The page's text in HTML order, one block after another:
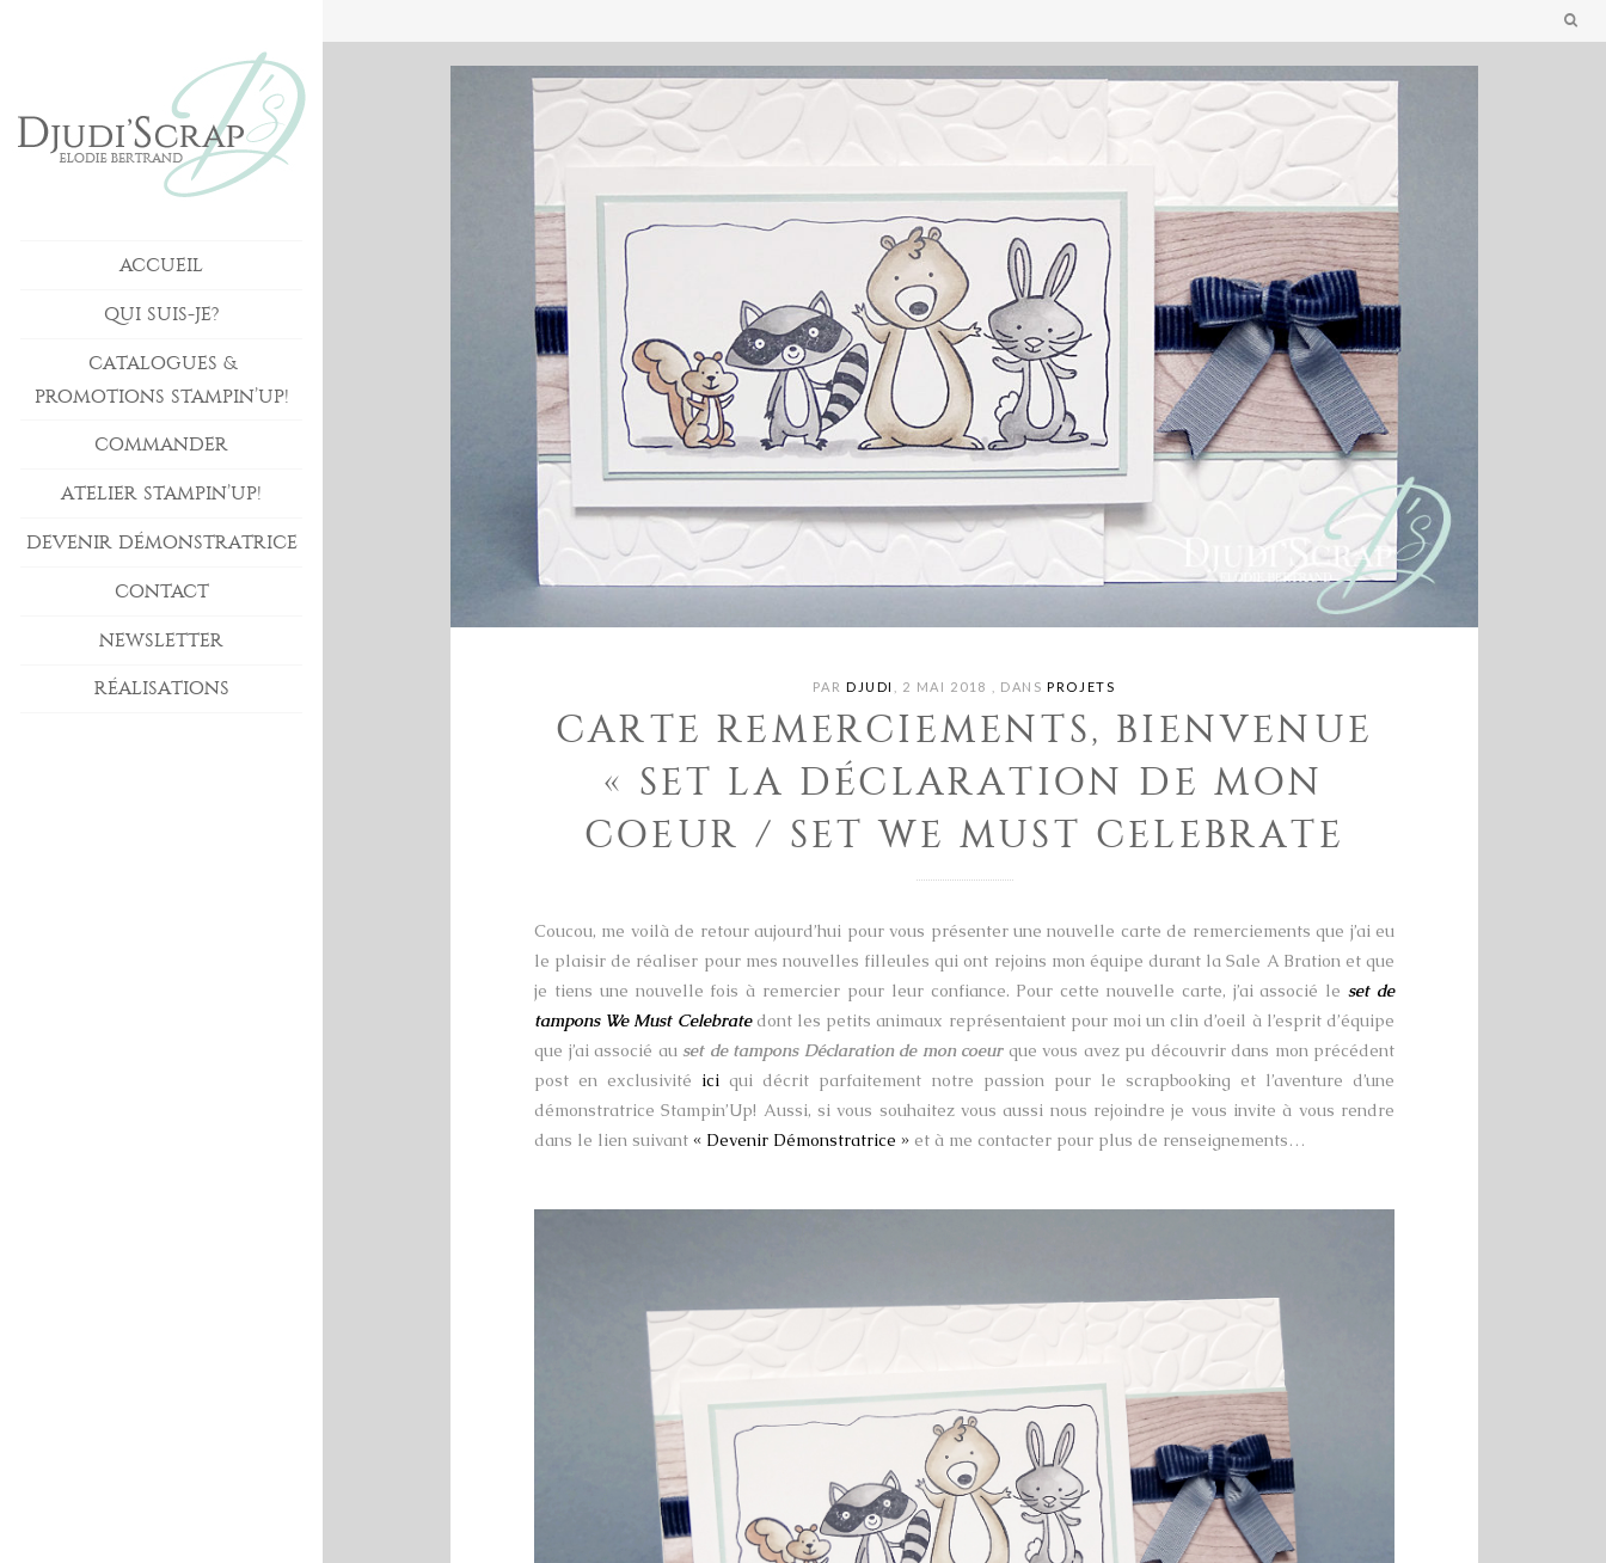
ACCUEIL
QUI SUIS-JE?
CATALOGUES &
PROMOTIONS STAMPIN’UP!
COMMANDER
ATELIER STAMPIN’UP!
DEVENIR DÉMONSTRATRICE
CONTACT
NEWSLETTER
RÉALISATIONS PAR DJUDI 2 MAI 2018 DANSPROJETS
CARTE REMERCIEMENTS, BIENVENUE
« SET LA DÉCLARATION DE MON
COEUR / SET WE MUST CELEBRATE
Coucou, me voilà de retour aujourd’hui pour vous présenter une nouvelle carte de remerciements que j’ai eu
le plaisir de réaliser pour mes nouvelles filleules qui ont rejoins mon équipe durant la Sale A Bration et que
je tiens une nouvelle fois à remercier pour leur confiance. Pour cette nouvelle carte, j’ai associé leset de
tampons We Must Celebratedont les petits animaux représentaient pour moi un clin d’oeil à l’esprit d’équipe
que j’ai associé au set de tampons Déclaration de mon coeurque vous avez pu découvrir dans mon précédent
post en exclusivité ici qui décrit parfaitement notre passion pour le scrapbooking et l’aventure d’une
démonstratrice Stampin’Up! Aussi, si vous souhaitez vous aussi nous rejoindre je vous invite à vous rendre
dans le lien suivant « Devenir Démonstratrice » et à me contacter pour plus de renseignements…